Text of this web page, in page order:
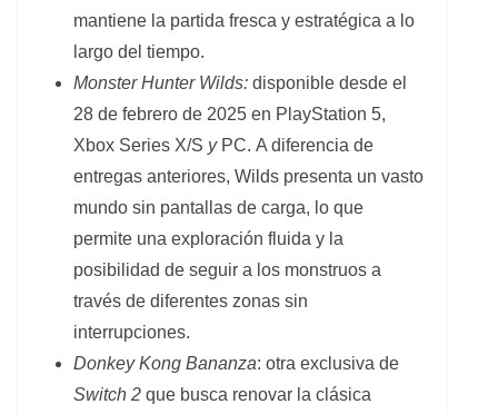
mantiene la partida fresca y estratégica a lo
largo del tiempo.
Monster Hunter Wilds: disponible desde el
28 de febrero de 2025 en PlayStation 5,
Xbox Series X/S y PC. A diferencia de
entregas anteriores, Wilds presenta un vasto
mundo sin pantallas de carga, lo que
permite una exploración fluida y la
posibilidad de seguir a los monstruos a
través de diferentes zonas sin
interrupciones.
Donkey Kong Bananza: otra exclusiva de
Switch 2 que busca renovar la clásica